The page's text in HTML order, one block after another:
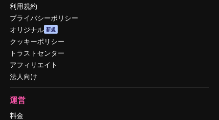
利用規約
プライバシーポリシー
オリジナル 新規
クッキーポリシー
トラストセンター
アフィリエイト
法人向け
運営
料金